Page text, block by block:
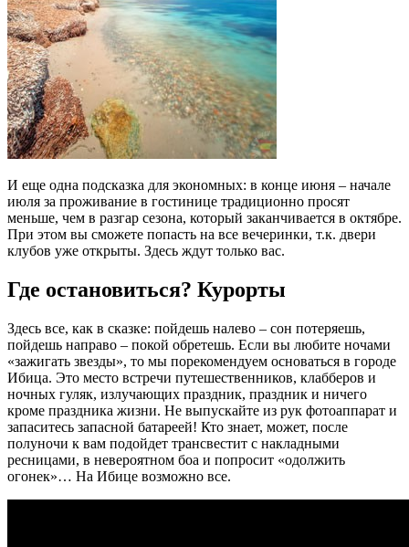
И еще одна подсказка для экономных: в конце июня – начале
июля за проживание в гостинице традиционно просят
меньше, чем в разгар сезона, который заканчивается в октябре.
При этом вы сможете попасть на все вечеринки, т.к. двери
клубов уже открыты. Здесь ждут только вас.
Где остановиться? Курорты
Здесь все, как в сказке: пойдешь налево – сон потеряешь,
пойдешь направо – покой обретешь. Если вы любите ночами
«зажигать звезды», то мы порекомендуем основаться в городе
Ибица. Это место встречи путешественников, клабберов и
ночных гуляк, излучающих праздник, праздник и ничего
кроме праздника жизни. Не выпускайте из рук фотоаппарат и
запаситесь запасной батареей! Кто знает, может, после
полуночи к вам подойдет трансвестит с накладными
ресницами, в невероятном боа и попросит «одолжить
огонек»… На Ибице возможно все.